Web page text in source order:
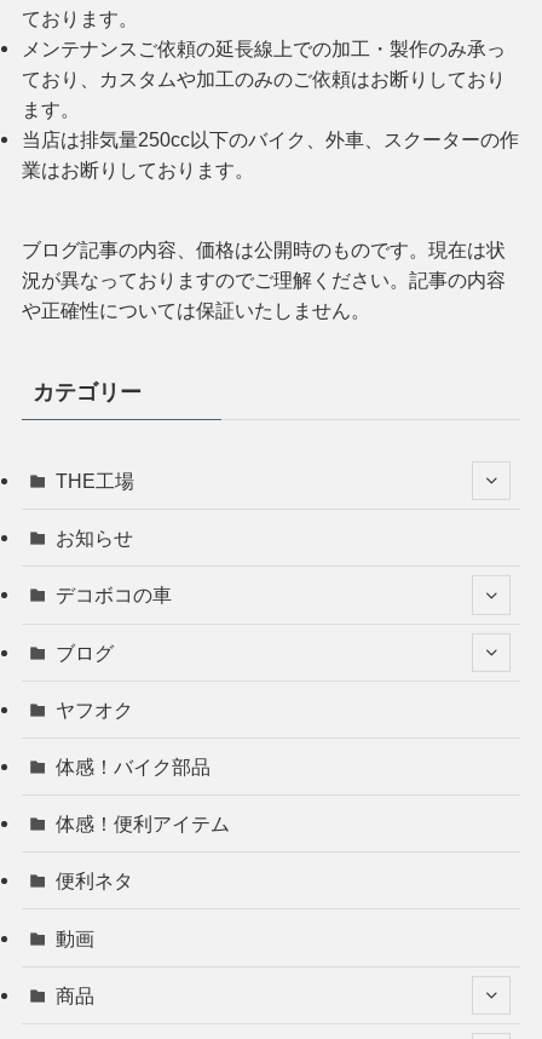
ております。
メンテナンスご依頼の延長線上での加工・製作のみ承っ
ており、カスタムや加工のみのご依頼はお断りしており
ます。
当店は排気量250cc以下のバイク、外車、スクーターの作
業はお断りしております。
ブログ記事の内容、価格は公開時のものです。現在は状
況が異なっておりますのでご理解ください。記事の内容
や正確性については保証いたしません。
カテゴリー
THE工場
お知らせ
デコボコの車
ブログ
ヤフオク
体感！バイク部品
体感！便利アイテム
便利ネタ
動画
商品